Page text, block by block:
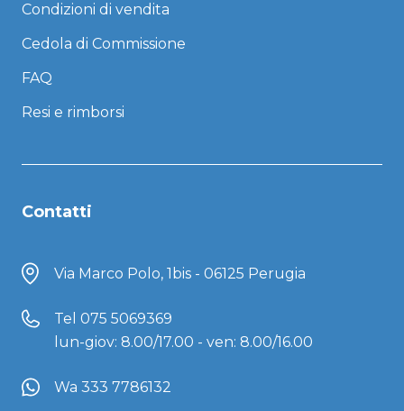
Condizioni di vendita
Cedola di Commissione
FAQ
Resi e rimborsi
Contatti
Via Marco Polo, 1bis - 06125 Perugia
Tel 075 5069369
lun-giov: 8.00/17.00 - ven: 8.00/16.00
Wa 333 7786132